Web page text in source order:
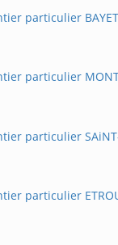
particulier BAYET
particulier
particulier
particulier